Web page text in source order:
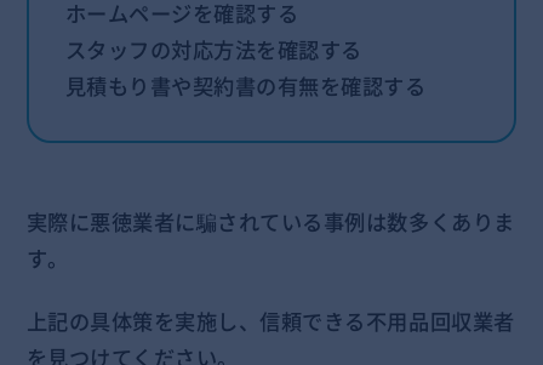
ホームページを確認する
スタッフの対応方法を確認する
見積もり書や契約書の有無を確認する
実際に悪徳業者に騙されている事例は数多くありま
す。
上記の具体策を実施し、信頼できる不用品回収業者
を見つけてください。